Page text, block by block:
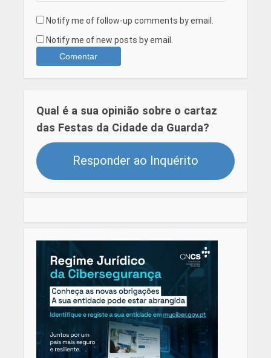
Notify me of follow-up comments by email.
Notify me of new posts by email.
Qual é a sua opinião sobre o cartaz
das Festas da Cidade da Guarda?
Responder ao Inquérito